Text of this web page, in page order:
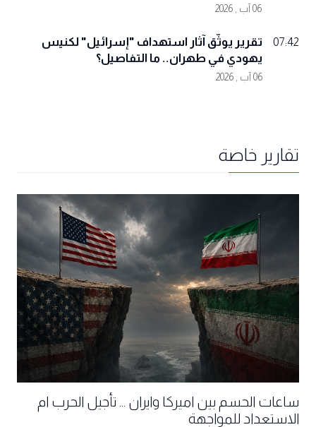
06 آب , 2026
07:42
تقرير يوثّق آثار استهداف "إسرائيل" لكنيس
يهودي في طهران.. ما التفاصيل؟
06 آب , 2026
تقارير خاصة
ساعات الحسم بين اميركا وايران ... تأجيل الحرب ام
الاستعداد للمواجهة